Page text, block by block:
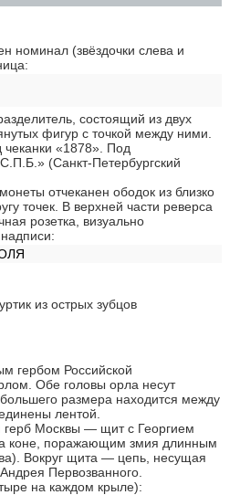
номинал (звёздочки слева и
состоящий из двух
фигур с точкой между ними.
«1878». Под
(Санкт-Петербургский
отчеканен ободок из близко
точек. В верхней части реверса
розетка, визуально
из острых зубцов
гербом Российской
Обе головы орла несут
размера находится между
лентой.
герб Москвы — щит с Георгием
коне, поражающим змия длинным
Вокруг щита — цепь, несущая
Первозванного.
на каждом крыле):